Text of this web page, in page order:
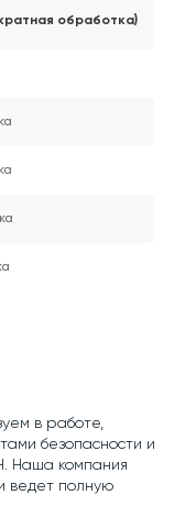
обработка)
в работе,
безопасности и
Наша компания
ведет полную